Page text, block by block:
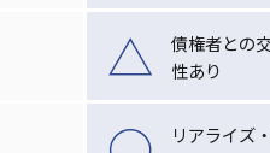
△
債権者との
性あり
リアライズ